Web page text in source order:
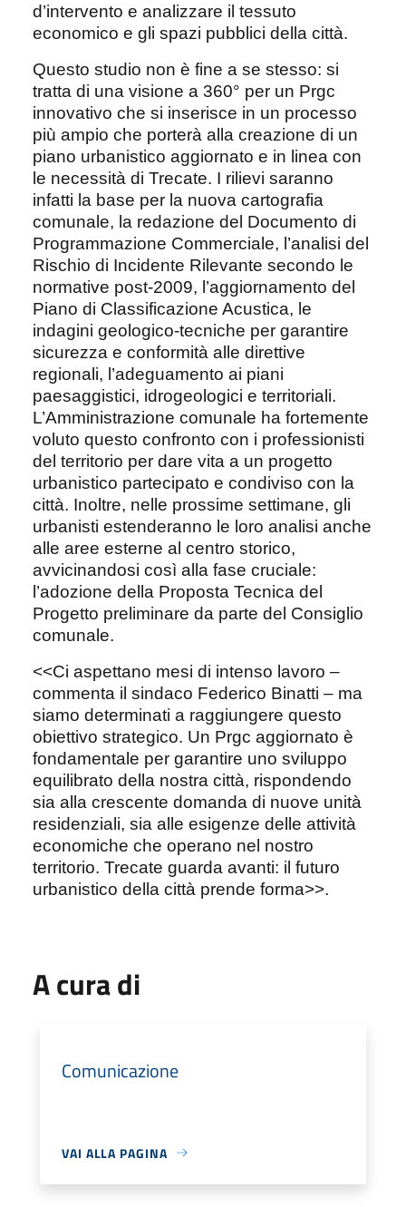
d’intervento e analizzare il tessuto
economico e gli spazi pubblici della città.
Questo studio non è fine a se stesso: si
tratta di una visione a 360° per un Prgc
innovativo che si inserisce in un processo
più ampio che porterà alla creazione di un
piano urbanistico aggiornato e in linea con
le necessità di Trecate. I rilievi saranno
infatti la base per la nuova cartografia
comunale, la redazione del Documento di
Programmazione Commerciale, l’analisi del
Rischio di Incidente Rilevante secondo le
normative post-2009, l’aggiornamento del
Piano di Classificazione Acustica, le
indagini geologico-tecniche per garantire
sicurezza e conformità alle direttive
regionali, l’adeguamento ai piani
paesaggistici, idrogeologici e territoriali.
L’Amministrazione comunale ha fortemente
voluto questo confronto con i professionisti
del territorio per dare vita a un progetto
urbanistico partecipato e condiviso con la
città. Inoltre, nelle prossime settimane, gli
urbanisti estenderanno le loro analisi anche
alle aree esterne al centro storico,
avvicinandosi così alla fase cruciale:
l’adozione della Proposta Tecnica del
Progetto preliminare da parte del Consiglio
comunale.
<<Ci aspettano mesi di intenso lavoro –
commenta il sindaco Federico Binatti – ma
siamo determinati a raggiungere questo
obiettivo strategico. Un Prgc aggiornato è
fondamentale per garantire uno sviluppo
equilibrato della nostra città, rispondendo
sia alla crescente domanda di nuove unità
residenziali, sia alle esigenze delle attività
economiche che operano nel nostro
territorio. Trecate guarda avanti: il futuro
urbanistico della città prende forma>>.
A cura di
Comunicazione
VAI ALLA PAGINA